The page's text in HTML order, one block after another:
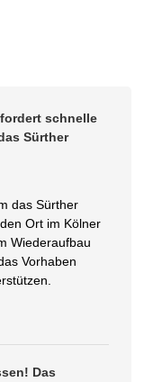
schnelle
Sürther
das Sürther
Ort im Kölner
Wiederaufbau
Vorhaben
Das